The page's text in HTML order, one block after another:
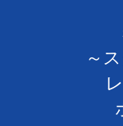
～